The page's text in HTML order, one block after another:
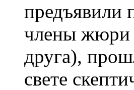
предъявили
члены жюри
друга),
свете